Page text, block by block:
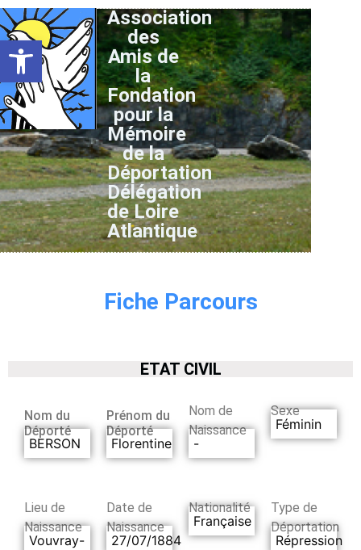
Ouvrir la barre d’outils
Association
des
Amis de
la
Fondation
pour la
Mémoire
de la
Déportation
Délégation
de Loire
Atlantique
Fiche Parcours
ETAT CIVIL
Nom du
Déporté
BERSON
Prénom du
Déporté
Florentine
Nom de
Naissance
-
Sexe
Féminin
Lieu de
Naissance
Vouvray-
Date de
Naissance
27/07/1884
Nationalité
Française
Type de
Déportation
Répression